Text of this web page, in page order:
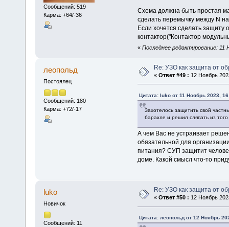
Сообщений: 519
Карма: +64/-36
Схема должна быть простая
сделать перемычку между N
Если хочется сделать защиту
контактор("Контактор
« Последнее редактирование: 11
леопольд
Постоялец
Сообщений: 180
Карма: +72/-17
Re: УЗО как защита от
« Ответ #49 : 12 Ноябрь
Цитата: luko от 11 Ноябрь 2023,
Захотелось защитить свой
барахле и решил сляпать из
А чем Вас не устраивает
обязательной для
питания? СУП защитит
доме. Какой смысл что-то
luko
Новичок
Сообщений: 11
Re: УЗО как защита от
« Ответ #50 : 12 Ноябрь
Цитата: леопольд от 12 Ноябрь